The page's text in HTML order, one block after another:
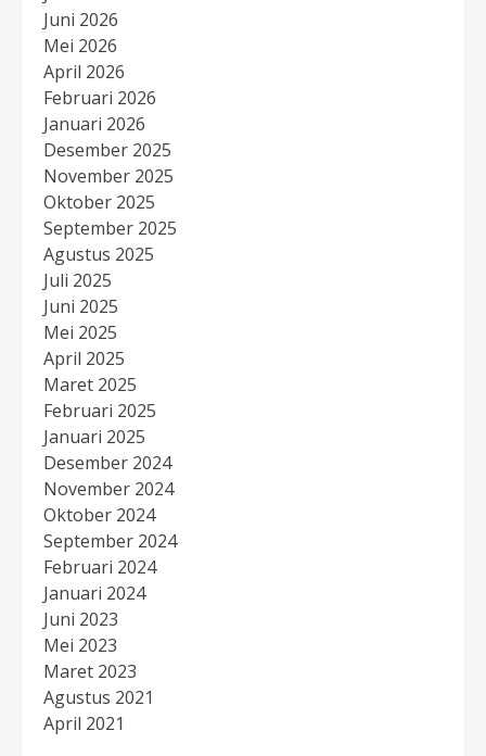
Juni 2026
Mei 2026
April 2026
Februari 2026
Januari 2026
Desember 2025
November 2025
Oktober 2025
September 2025
Agustus 2025
Juli 2025
Juni 2025
Mei 2025
April 2025
Maret 2025
Februari 2025
Januari 2025
Desember 2024
November 2024
Oktober 2024
September 2024
Februari 2024
Januari 2024
Juni 2023
Mei 2023
Maret 2023
Agustus 2021
April 2021